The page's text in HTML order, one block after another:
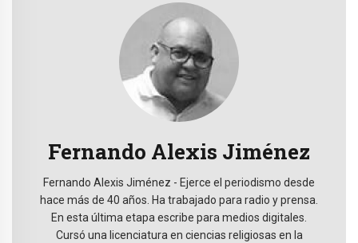
Fernando Alexis Jiménez
Fernando Alexis Jiménez - Ejerce el periodismo desde
hace más de 40 años. Ha trabajado para radio y prensa.
En esta última etapa escribe para medios digitales.
Cursó una licenciatura en ciencias religiosas en la